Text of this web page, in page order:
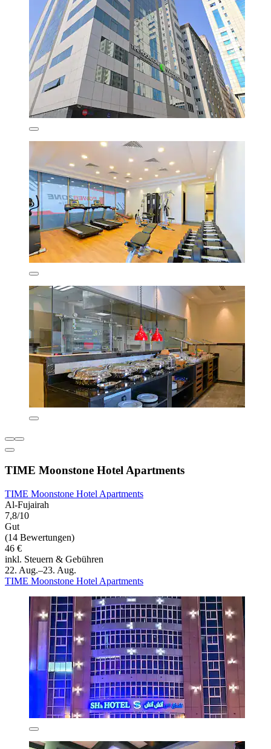
TIME Moonstone Hotel Apartments
TIME Moonstone Hotel Apartments
Al-Fujairah
7,8/10
Gut
(14 Bewertungen)
46 €
inkl. Steuern & Gebühren
22. Aug.–23. Aug.
TIME Moonstone Hotel Apartments